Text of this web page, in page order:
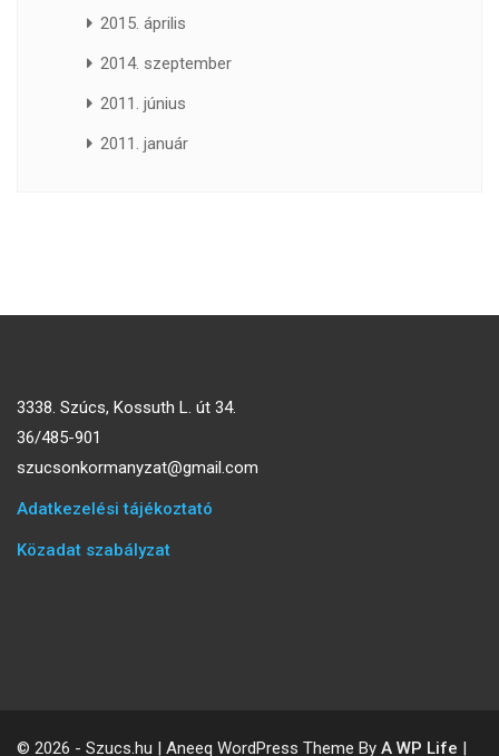
2015. április
2014. szeptember
2011. június
2011. január
3338. Szúcs, Kossuth L. út 34.
36/485-901
szucsonkormanyzat@gmail.com
Adatkezelési tájékoztató
Közadat szabályzat
© 2026 - Szucs.hu | Aneeq WordPress Theme By A WP Life |